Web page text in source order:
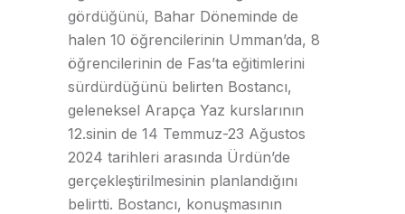
gördüğünü, Bahar Döneminde de
halen 10 öğrencilerinin Umman’da, 8
öğrencilerinin de Fas’ta eğitimlerini
sürdürdüğünü belirten Bostancı,
geleneksel Arapça Yaz kurslarının
12.sinin de 14 Temmuz-23 Ağustos
2024 tarihleri arasında Ürdün’de
gerçekleştirilmesinin planlandığını
belirtti. Bostancı, konuşmasının